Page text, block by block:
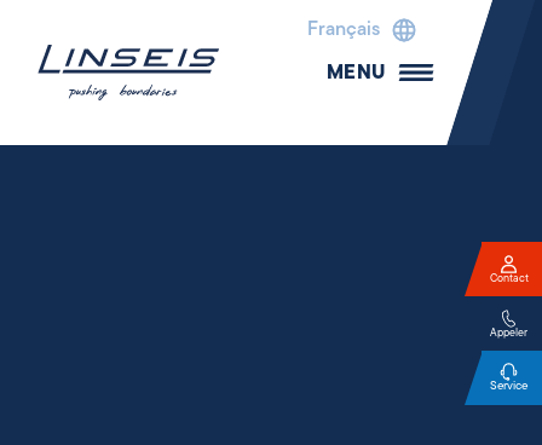
Français
MENU
Contact
Appeler
Service